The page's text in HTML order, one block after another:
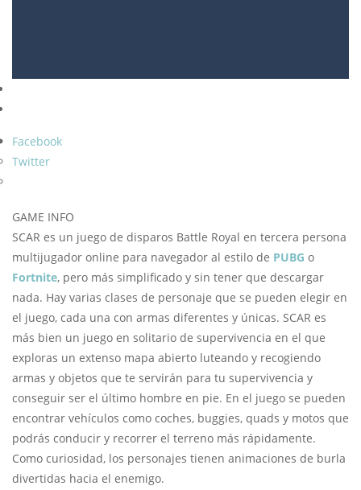
Facebook
Twitter
GAME INFO
SCAR es un juego de disparos Battle Royal en tercera persona
multijugador online para navegador al estilo de PUBG o
Fortnite, pero más simplificado y sin tener que descargar
nada. Hay varias clases de personaje que se pueden elegir en
el juego, cada una con armas diferentes y únicas. SCAR es
más bien un juego en solitario de supervivencia en el que
exploras un extenso mapa abierto luteando y recogiendo
armas y objetos que te servirán para tu supervivencia y
conseguir ser el último hombre en pie. En el juego se pueden
encontrar vehículos como coches, buggies, quads y motos que
podrás conducir y recorrer el terreno más rápidamente.
Como curiosidad, los personajes tienen animaciones de burla
divertidas hacia el enemigo.